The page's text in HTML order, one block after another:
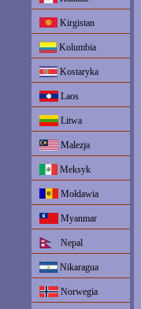
Kirgistan
Kolumbia
Kostaryka
Laos
Litwa
Malezja
Meksyk
Mołdawia
Myanmar
Nepal
Nikaragua
Norwegia